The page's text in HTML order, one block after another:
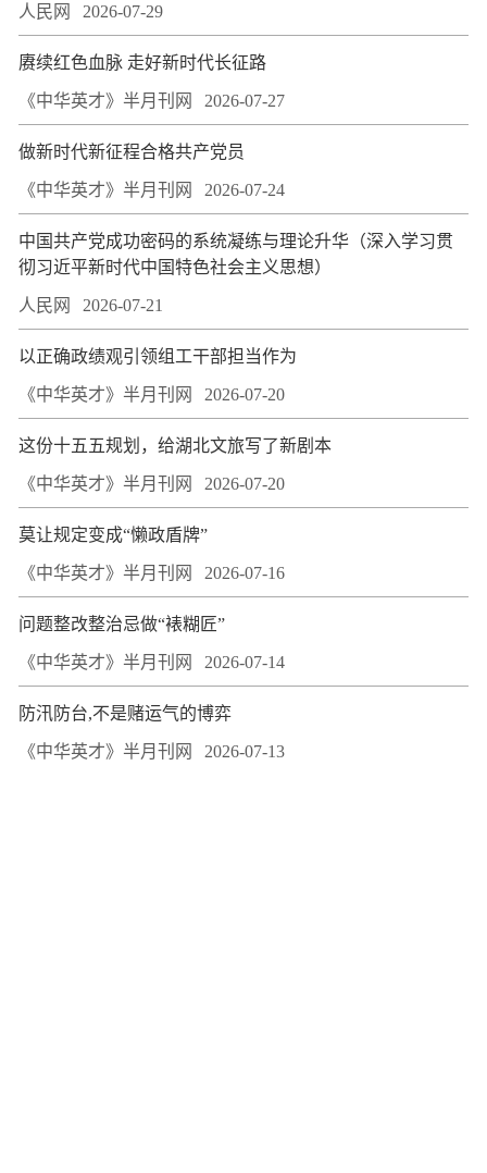
人民网 2026-07-29
赓续红色血脉 走好新时代长征路
《中华英才》半月刊网 2026-07-27
做新时代新征程合格共产党员
《中华英才》半月刊网 2026-07-24
中国共产党成功密码的系统凝练与理论升华（深入学习贯
彻习近平新时代中国特色社会主义思想）
人民网 2026-07-21
以正确政绩观引领组工干部担当作为
《中华英才》半月刊网 2026-07-20
这份十五五规划，给湖北文旅写了新剧本
《中华英才》半月刊网 2026-07-20
莫让规定变成“懒政盾牌”
《中华英才》半月刊网 2026-07-16
问题整改整治忌做“裱糊匠”
《中华英才》半月刊网 2026-07-14
防汛防台,不是赌运气的博弈
《中华英才》半月刊网 2026-07-13